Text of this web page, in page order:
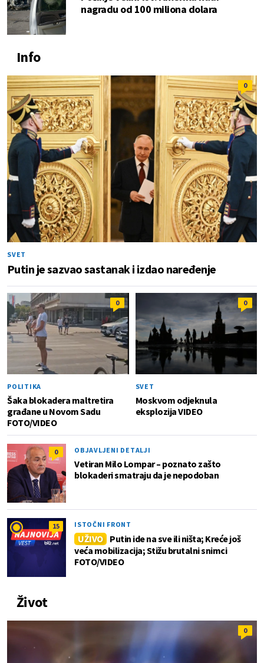
nagradu od 100 miliona dolara
Info
0
SVET
Putin je sazvao sastanak i izdao naređenje
0
POLITIKA
Šaka blokadera maltretira
građane u Novom Sadu
FOTO/VIDEO
0
SVET
Moskvom odjeknula
eksplozija VIDEO
0 OBJAVLJENI DETALJI
Vetiran Milo Lompar – poznato zašto
blokaderi smatraju da je nepodoban
15 ISTOČNI FRONT
UŽIVO
Putin ide na sve ili ništa; Kreće još
veća mobilizacija; Stižu brutalni snimci
FOTO/VIDEO
Život
0